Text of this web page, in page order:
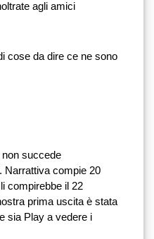
agli amici
cose da dire ce ne sono
succede
Narrattiva compie 20
compirebbe il 22
prima uscita è stata
sia Play a vedere i